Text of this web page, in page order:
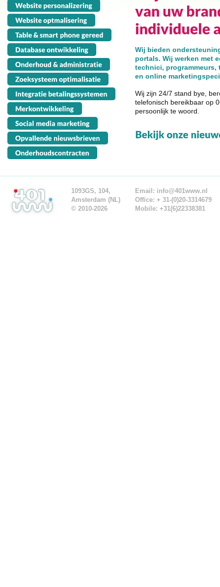
Wij bieden
portals. Wij werken met
technici,
en online
Wij zijn 24/7 stand bye,
telefonisch bereikbaar op
persoonlijk te woord.
1093GS, 104,
Amsterdam (NL)
© 2010-2026
Email: info@401www.nl
Office: + 31-(0)20-3314679
Mobile: +31(6)22338381